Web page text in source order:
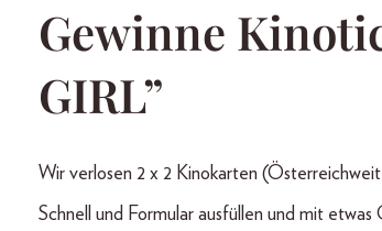
Gewinne
GIRL”
Wir verlosen 2 x 2 Kinokarten
Schnell und Formular ausfüllen und mit etwas